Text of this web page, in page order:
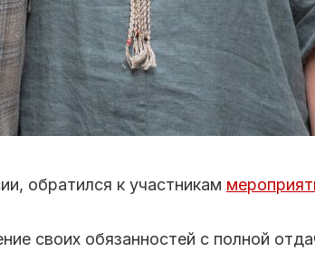
обратился к участникам
своих обязанностей с полной